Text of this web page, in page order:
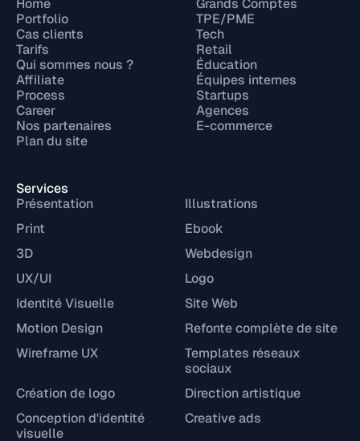
Home
Portfolio
Cas clients
Tarifs
Qui sommes nous ?
Affiliate
Process
Career
Nos partenaires
Plan du site
Services
Présentation
Illustrations
Print
Ebook
3D
Webdesign
UX/UI
Logo
Identité Visuelle
Site Web
Motion Design
Refonte complète de site
Wireframe UX
Templates réseaux
sociaux
Création de logo
Direction artistique
Conception d'identité
visuelle
Creative ads
Grands Comptes
TPE/PME
Tech
Retail
Éducation
Équipes internes
Startups
Agences
E-commerce